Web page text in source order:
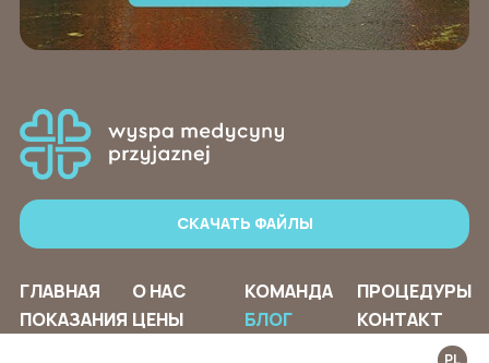
СКАЧАТЬ ФАЙЛЫ
ГЛАВНАЯ О НАС КОМАНДА
ПРОЦЕДУРЫ
ПОКАЗАНИЯ ЦЕНЫ БЛОГ КОНТАКТ